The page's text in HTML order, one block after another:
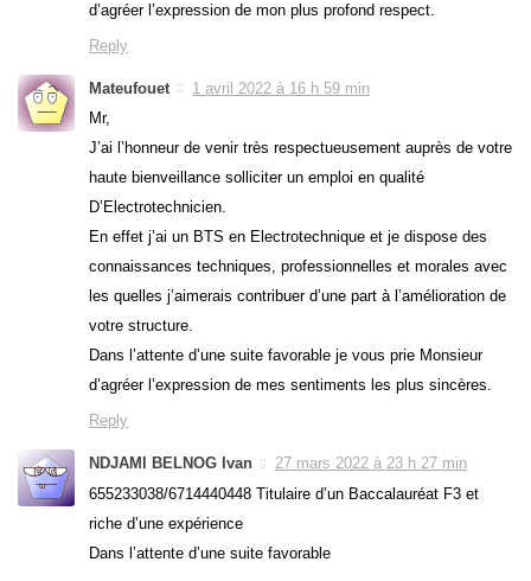
d’agréer l’expression de mon plus profond respect.
Reply
Mateufouet
1 avril 2022 à 16 h 59 min
Mr,
J’ai l’honneur de venir très respectueusement auprès de votre
haute bienveillance solliciter un emploi en qualité
D’Electrotechnicien.
En effet j’ai un BTS en Electrotechnique et je dispose des
connaissances techniques, professionnelles et morales avec
les quelles j’aimerais contribuer d’une part à l’amélioration de
votre structure.
Dans l’attente d’une suite favorable je vous prie Monsieur
d’agréer l’expression de mes sentiments les plus sincères.
Reply
NDJAMI BELNOG Ivan
27 mars 2022 à 23 h 27 min
655233038/6714440448 Titulaire d’un Baccalauréat F3 et
riche d’une expérience
Dans l’attente d’une suite favorable